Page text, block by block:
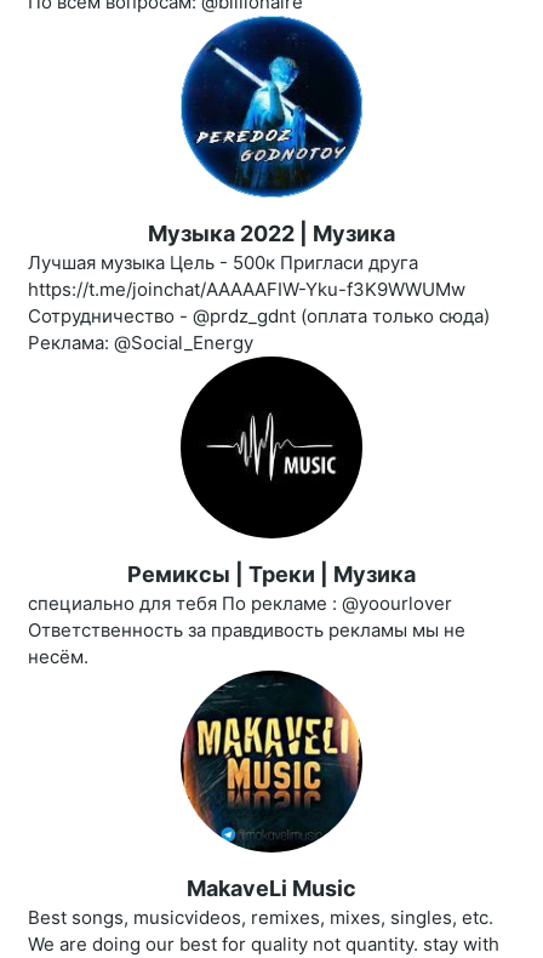
Музыка 2022 | Музика
Лучшая музыка Цель - 500к Пригласи друга
https://t.me/joinchat/AAAAAFIW-Yku-f3K9WWUMw
Сотрудничество - @prdz_gdnt (оплата только сюда)
Реклама: @Social_Energy
Ремиксы | Треки | Музика
специально для тебя По рекламе : @yoourlover
Ответственность за правдивость рекламы мы не
несём.
MakaveLi Music
Best songs, musicvideos, remixes, mixes, singles, etc.
We are doing our best for quality not quantity. stay with